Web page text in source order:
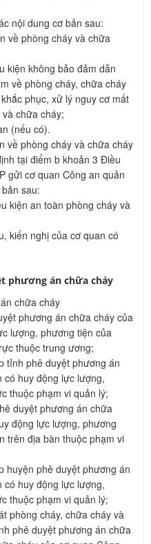
nội dung cơ bản sau:
về phòng cháy và chữa
kiện không bảo đảm dẫn
về phòng cháy, chữa cháy
phục, xử lý nguy cơ mất
chữa cháy;
(nếu có).
về phòng cháy và chữa cháy
tại điểm b khoản 3 Điều
gửi cơ quan Công an quản
sau:
kiện an toàn phòng cháy và
kiến nghị của cơ quan có
phương án chữa cháy
chữa cháy
phương án chữa cháy của
lượng, phương tiện của
thuộc trung ương;
tỉnh phê duyệt phương án
có huy động lực lượng,
thuộc phạm vi quản lý;
duyệt phương án chữa
động lực lượng, phương
trên địa bàn thuộc phạm vi
huyện phê duyệt phương án
có huy động lực lượng,
thuộc phạm vi quản lý;
phòng cháy, chữa cháy và
phê duyệt phương án chữa